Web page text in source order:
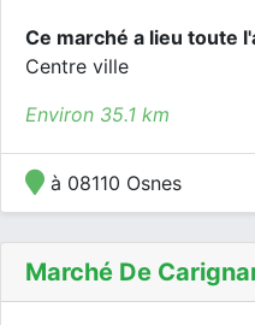
Ce marché a lieu toute
Centre ville
Environ 35.1 km
à 08110 Osnes
Marché De